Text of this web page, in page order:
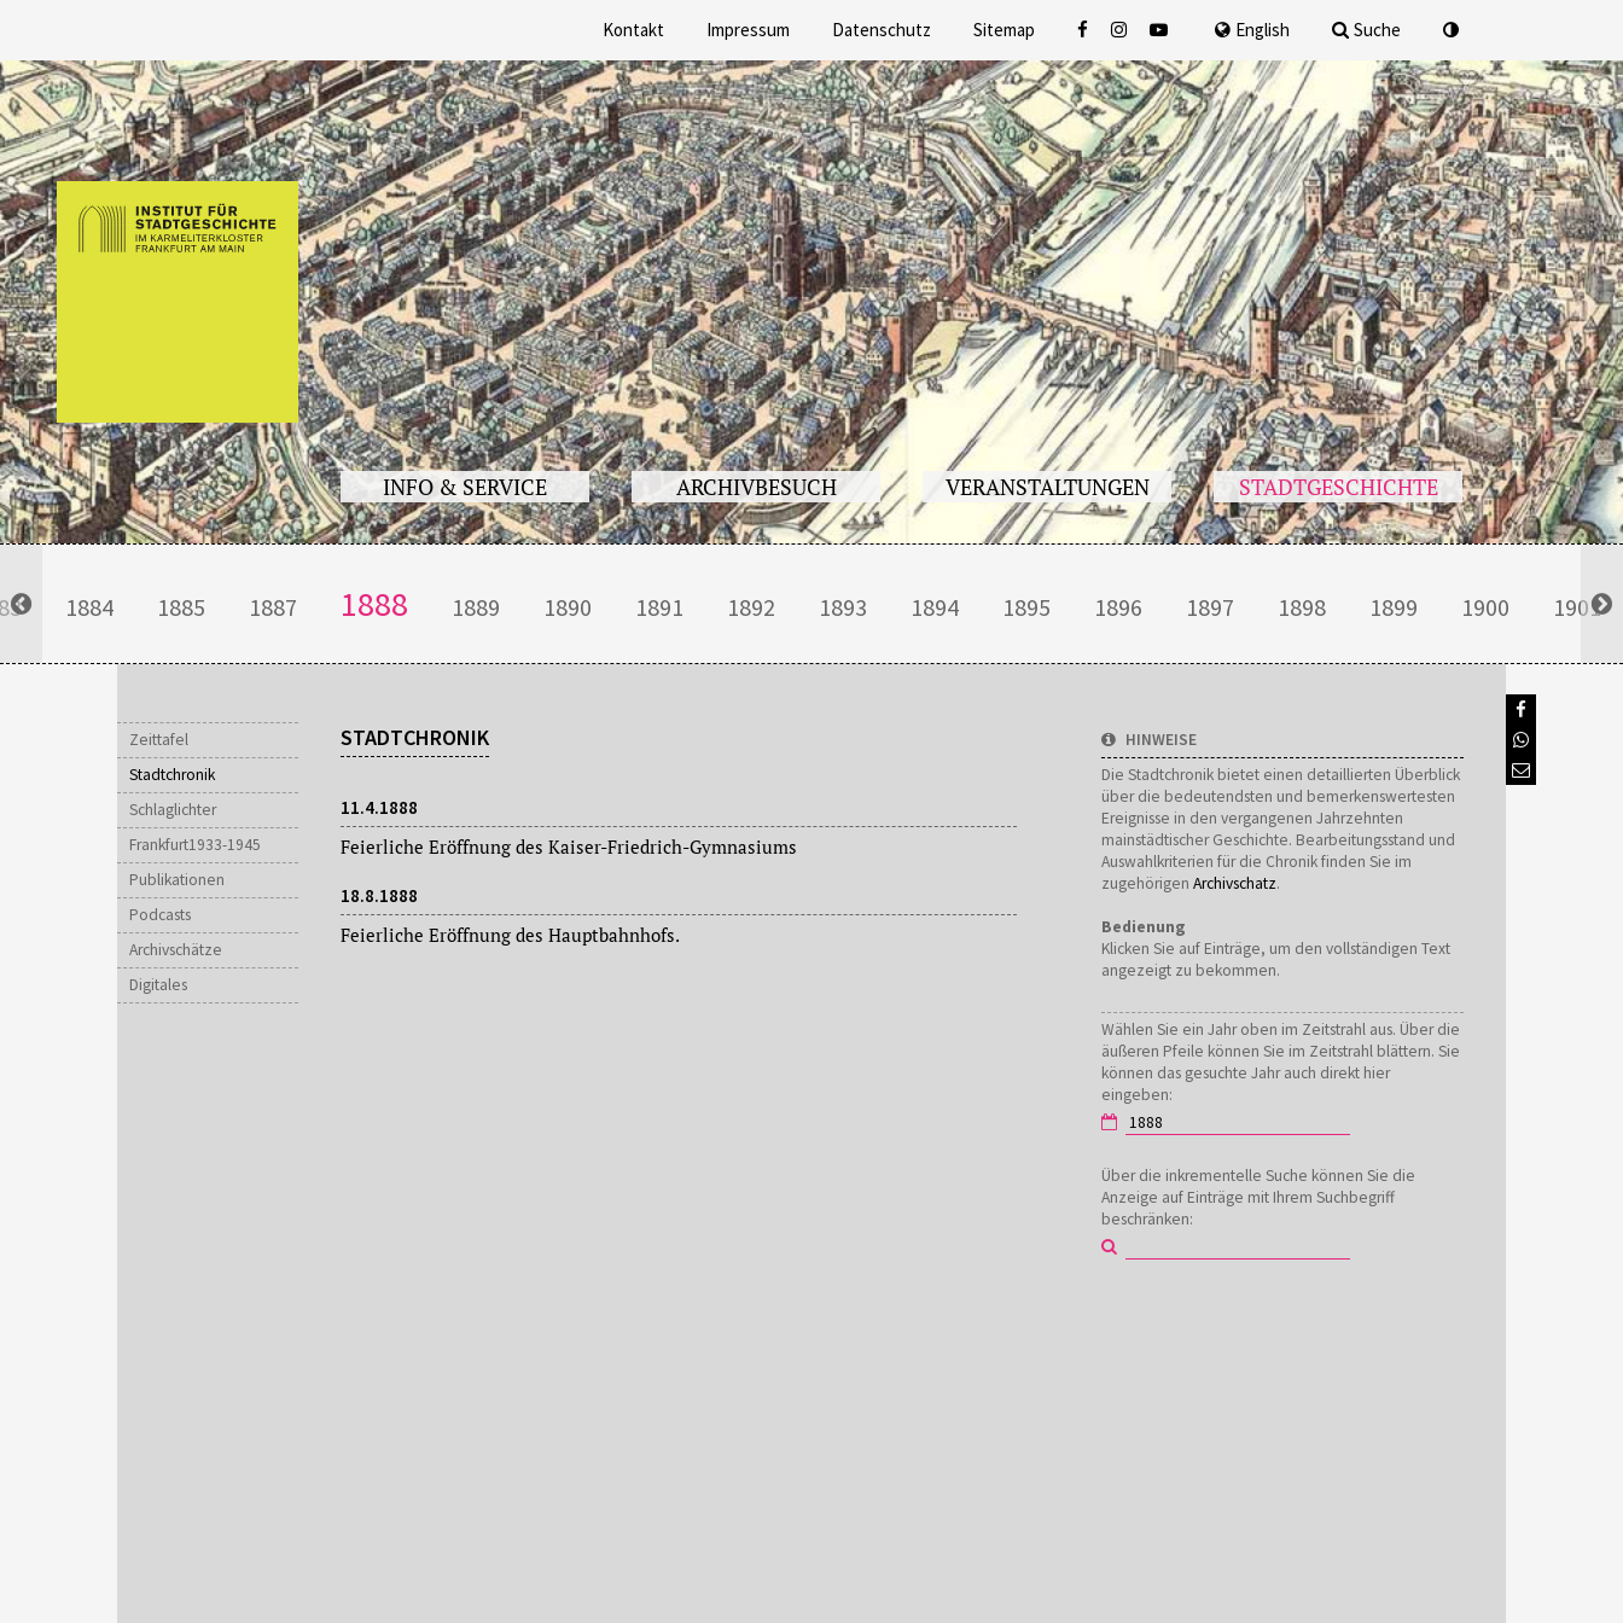
Kontakt Impressum Datenschutz Sitemap English Suche
INFO & SERVICE ARCHIVBESUCH VERANSTALTUNGEN STADTGESCHICHTE
1884 1885 1887 1888 1889 1890 1891 1892 1893 1894 1895 1896 1897 1898 1899 1900 1901
Zeittafel
Stadtchronik
Schlaglichter
Frankfurt1933-1945
Publikationen
Podcasts
Archivschätze
Digitales
STADTCHRONIK
11.4.1888
Feierliche Eröffnung des Kaiser-Friedrich-Gymnasiums
18.8.1888
Feierliche Eröffnung des Hauptbahnhofs.
HINWEISE
Die Stadtchronik bietet einen detaillierten Überblick
über die bedeutendsten und bemerkenswertesten
Ereignisse in den vergangenen Jahrzehnten
mainstädtischer Geschichte. Bearbeitungsstand und
Auswahlkriterien für die Chronik finden Sie im
zugehörigen Archivschatz.
Bedienung
Klicken Sie auf Einträge, um den vollständigen Text
angezeigt zu bekommen.
Wählen Sie ein Jahr oben im Zeitstrahl aus. Über die
äußeren Pfeile können Sie im Zeitstrahl blättern. Sie
können das gesuchte Jahr auch direkt hier
eingeben:
Über die inkrementelle Suche können Sie die
Anzeige auf Einträge mit Ihrem Suchbegriff
beschränken: